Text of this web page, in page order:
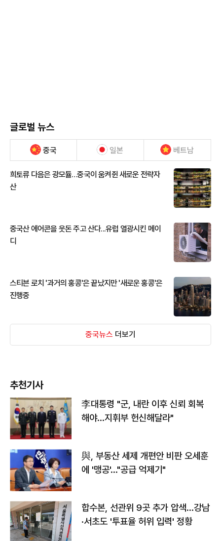
글로벌 뉴스
중국 일본 베트남
희토류 다음은 광모듈…중국이 움켜쥔 새로운 전략자
산
중국산 에어콘을 웃돈 주고 산다...유럽 열광시킨 메이
디
스티븐 로치 '과거의 홍콩'은 끝났지만 '새로운 홍콩'은
진행중
중국뉴스 더보기
추천기사
李대통령 "군, 내란 이후 신뢰 회복
해야…지휘부 헌신해달라"
與, 부동산 세제 개편안 비판 오세훈
에 '맹공'…"공급 억제기"
합수본, 선관위 9곳 추가 압색…강남
·서초도 '투표율 허위 입력' 정황